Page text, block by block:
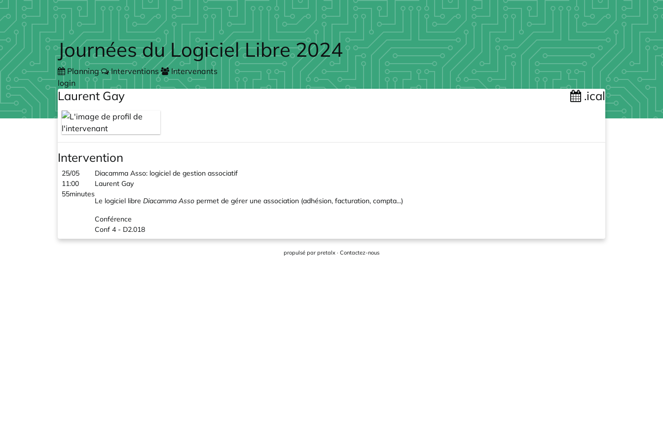
Skip to main content
Journées du Logiciel Libre 2024
Planning Interventions
Intervenants
login
Laurent Gay .ical
Intervention
25/05
11:00
55minutes
Diacamma Asso: logiciel de gestion associatif
Laurent Gay
Le logiciel libre Diacamma Asso permet de gérer une association (adhésion, facturation, compta...)
Conférence
Conf 4 - D2.018
propulsé par pretalx · Contactez-nous